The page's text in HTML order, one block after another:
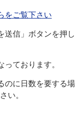
をご覧下さい
送信」ボタンを押し
ております。
のに日数を要する場
い。